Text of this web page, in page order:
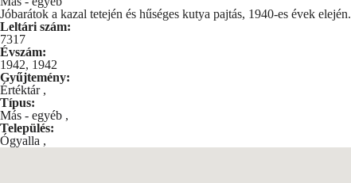
Jóbarátok a kazal tetején és hűséges kutya pajtás, 1940-es évek elején.
Leltári szám:
7317
Évszám:
1942, 1942
Gyűjtemény:
Értéktár ,
Típus:
Más - egyéb ,
Település:
Ógyalla ,